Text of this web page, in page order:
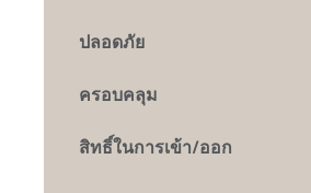
ปลอดภัย
ครอบคลุม
สิทธิ์ในการเข้า/ออก